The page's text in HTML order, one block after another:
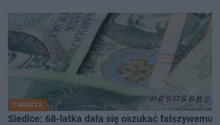
Z MIASTA
Siedlce: 68-latka dała się oszukać